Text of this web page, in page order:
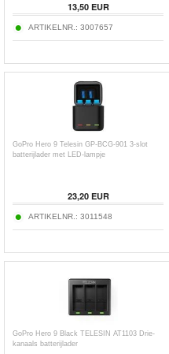
13,50EUR
ARTIKELNR.: 3007657
GoPro Hero 9 Telesin GP-BCG-901 3-slot
batterijlader met LED-lampje
23,20EUR
ARTIKELNR.: 3011548
GoPro Hero 9 Black TELESIN AT1103 Drie-
kanaals batterijlader